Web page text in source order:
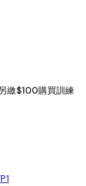
繳$100購買訓練